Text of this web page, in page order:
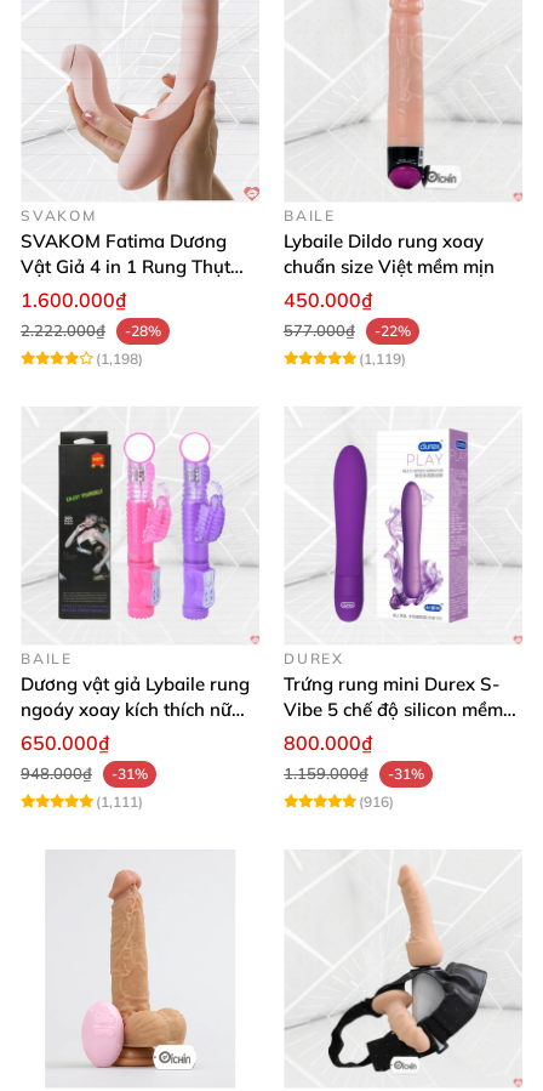
SVAKOM
SVAKOM Fatima Dương
Vật Giả 4 in 1 Rung Thụt
Hút Toả Nhiệt Massage Cho
1.600.000₫
2.222.000₫
-28%
(1,198)
BAILE
Lybaile Dildo rung xoay
chuẩn size Việt mềm mịn
450.000₫
577.000₫
-22%
(1,119)
BAILE
Dương vật giả Lybaile rung
ngoáy xoay kích thích nữ
thủ dâm
650.000₫
948.000₫
-31%
(1,111)
DUREX
Trứng rung mini Durex S-
Vibe 5 chế độ silicon mềm
mịn cao cấp
800.000₫
1.159.000₫
-31%
(916)